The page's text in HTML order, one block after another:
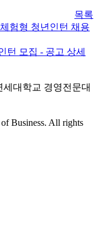
목록
험형 청년인턴 채용
턴 모집 - 공고 상세
세대학교 경영전문대
Business. All rights